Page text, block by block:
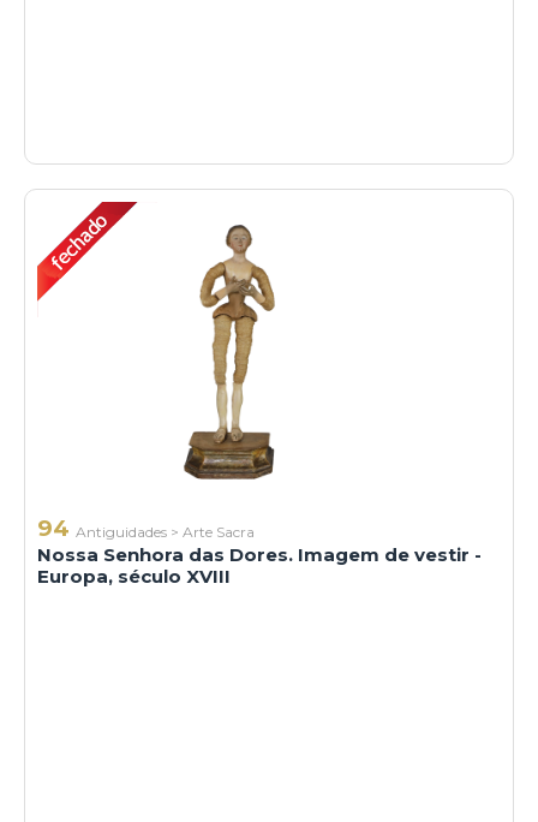
94 Antiguidades > Arte Sacra
Nossa Senhora das Dores. Imagem de vestir -
Europa, século XVIII